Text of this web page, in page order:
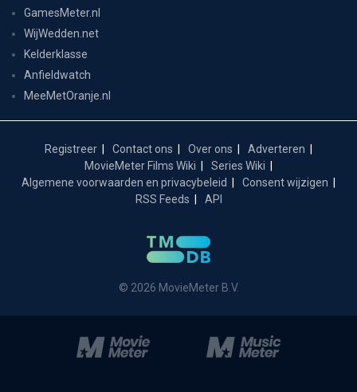
GamesMeter.nl
WijWedden.net
Kelderklasse
Anfieldwatch
MeeMetOranje.nl
Registreer Contact ons Over ons
Adverteren
MovieMeter Films Wiki
Series Wiki
Algemene voorwaarden en privacybeleid
Consent wijzigen
RSS Feeds
API
© 2026 MovieMeter B.V.